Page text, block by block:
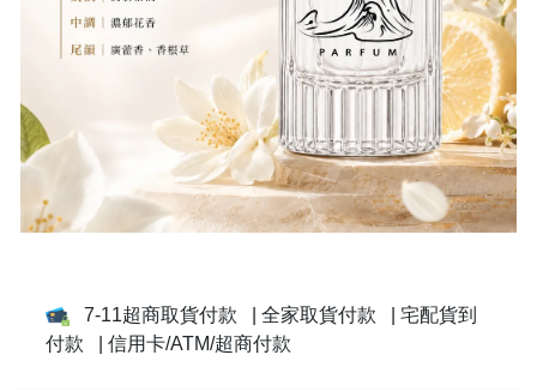
7-11超商取貨付款 | 全家取貨付款
| 宅配貨到
付款
| 信用卡/ATM/超商付款